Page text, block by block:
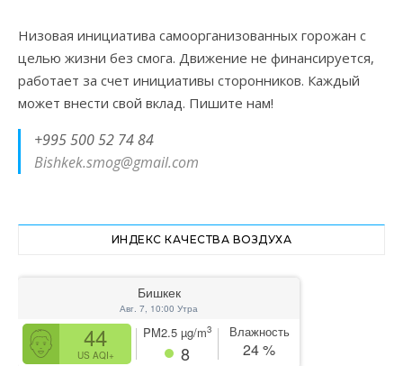
Низовая инициатива самоорганизованных горожан с
целью жизни без смога. Движение не финансируется,
работает за счет инициативы сторонников. Каждый
может внести свой вклад. Пишите нам!
+995 500 52 74 84
Bishkek.smog@gmail.com
ИНДЕКС КАЧЕСТВА ВОЗДУХА
Бишкек
Авг. 7, 10:00 Утра
44
US AQI+
PM2.5 µg/m3
8
Влажность
24%